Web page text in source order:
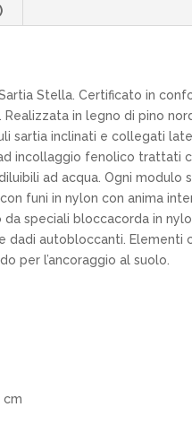
Stella. Certificato in
Realizzata in legno di pino
sartia inclinati e collegati
incollaggio fenolico trattati
ad acqua. Ogni
funi in nylon con anima
speciali bloccacorda in
dadi autobloccanti. Elementi
per l’ancoraggio al suolo.
cm